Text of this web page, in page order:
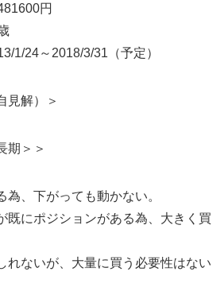
円
24～2018/3/31（予定）
見解）＞
期＞＞
、下がっても動かない。
既にポジションがある為、大きく買
れないが、大量に買う必要性はない